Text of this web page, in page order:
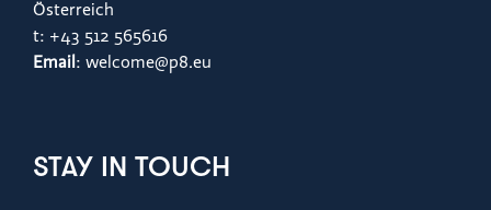
Österreich
t: +43 512 565616
Email : welcome@p8.eu
STAY IN TOUCH